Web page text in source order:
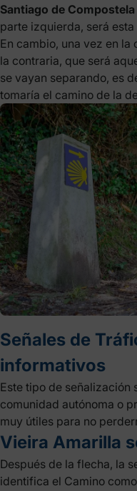
Santiago de Compostela
parte izquierda, será
En cambio, una vez en
la contraria, que será
se vayan separando, es
tomaría el camino de la
Señales de
informativos
Este tipo de señalización
comunidad autónoma o
muy útiles para no
Vieira Amarilla
Después de la flecha, la
identifica el Camino